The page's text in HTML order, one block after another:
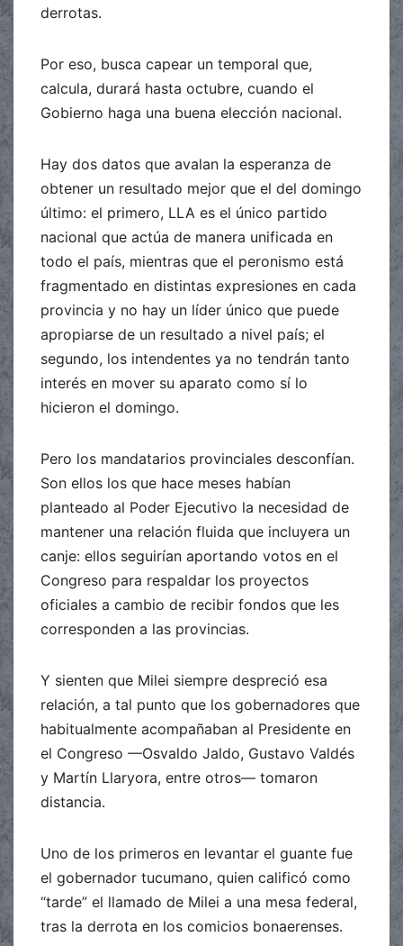
derrotas.
Por eso, busca capear un temporal que,
calcula, durará hasta octubre, cuando el
Gobierno haga una buena elección nacional.
Hay dos datos que avalan la esperanza de
obtener un resultado mejor que el del domingo
último: el primero, LLA es el único partido
nacional que actúa de manera unificada en
todo el país, mientras que el peronismo está
fragmentado en distintas expresiones en cada
provincia y no hay un líder único que puede
apropiarse de un resultado a nivel país; el
segundo, los intendentes ya no tendrán tanto
interés en mover su aparato como sí lo
hicieron el domingo.
Pero los mandatarios provinciales desconfían.
Son ellos los que hace meses habían
planteado al Poder Ejecutivo la necesidad de
mantener una relación fluida que incluyera un
canje: ellos seguirían aportando votos en el
Congreso para respaldar los proyectos
oficiales a cambio de recibir fondos que les
corresponden a las provincias.
Y sienten que Milei siempre despreció esa
relación, a tal punto que los gobernadores que
habitualmente acompañaban al Presidente en
el Congreso —Osvaldo Jaldo, Gustavo Valdés
y Martín Llaryora, entre otros— tomaron
distancia.
Uno de los primeros en levantar el guante fue
el gobernador tucumano, quien calificó como
“tarde” el llamado de Milei a una mesa federal,
tras la derrota en los comicios bonaerenses.